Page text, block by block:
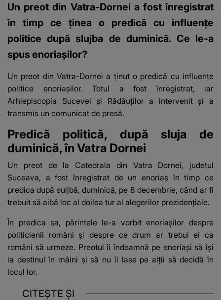
Un preot din Vatra-Dornei a fost înregistrat
în timp ce ținea o predică cu influențe
politice după slujba de duminică. Ce le-a
spus enoriașilor?
Un preot din Vatra-Dornei a ținut o predică cu influențe
politice enoriașilor. Totul a fost înregistrat, iar
Arhiepiscopia Sucevei și Rădăuților a intervenit și a
transmis un comunicat de presă.
Predică politică, după sluja de
duminică, în Vatra Dornei
Un preot de la Catedrala din Vatra Dornei, județul
Suceava, a fost înregistrat de un enoriaș în timp ce
predica după suljbă, duminică, pe 8 decembrie, când ar fi
trebuit să aibă loc al doilea tur al alegerilor prezidențiale.
În predica sa, părintele le-a vorbit enoriașilor despre
politicienii români și despre ce drum ar trebui ei ca
români să urmeze. Preotul îi îndeamnă pe enoriași să își
ia destinul în mâini și să nu îi lase pe alții să decidă în
locul lor.
CITEȘTE ȘI